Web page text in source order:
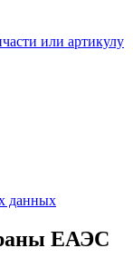
или артикулу
данных
ЕАЭС